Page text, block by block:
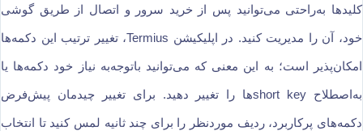
کلیدها به‌راحتی می‌توانید پس از خرید سرور و اتصال از طریق گوشی
خود، آن را مدیریت کنید. در اپلیکیشن Termius، تغییر ترتیب این دکمه‌ها
امکان‌پذیر است؛ به این معنی که می‌توانید باتوجه‌به نیاز خود دکمه‌ها یا
به‌اصطلاح short keyها را تغییر دهید. برای تغییر چیدمان پیش‌فرض
دکمه‌های پرکاربرد، ردیف موردنظر را برای چند ثانیه لمس کنید تا انتخاب